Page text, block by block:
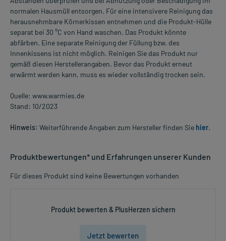
normalen Hausmüll entsorgen. Für eine intensivere Reinigung das
herausnehmbare Körnerkissen entnehmen und die Produkt-Hülle
separat bei 30 °C von Hand waschen. Das Produkt könnte
abfärben. Eine separate Reinigung der Füllung bzw. des
Innenkissens ist nicht möglich. Reinigen Sie das Produkt nur
gemäß diesen Herstellerangaben. Bevor das Produkt erneut
erwärmt werden kann, muss es wieder vollständig trocken sein.
Quelle: www.warmies.de
Stand: 10/2023
Hinweis: Weiterführende Angaben zum Hersteller finden Sie hier.
Produktbewertungen* und Erfahrungen unserer Kunden
Für dieses Produkt sind keine Bewertungen vorhanden
Produkt bewerten & PlusHerzen sichern
Jetzt bewerten